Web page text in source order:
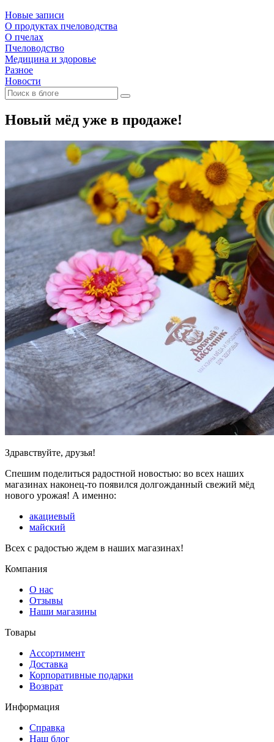
Новые записи
О продуктах пчеловодства
О пчелах
Пчеловодство
Медицина и здоровье
Разное
Новости
Новый мёд уже в продаже!
Здравствуйте, друзья!
Спешим поделиться радостной новостью: во всех наших
магазинах наконец-то появился долгожданный свежий мёд
нового урожая! А именно:
акациевый
майский
Всех с радостью ждем в наших магазинах!
Компания
О нас
Отзывы
Наши магазины
Товары
Ассортимент
Доставка
Корпоративные подарки
Возврат
Информация
Справка
Наш блог